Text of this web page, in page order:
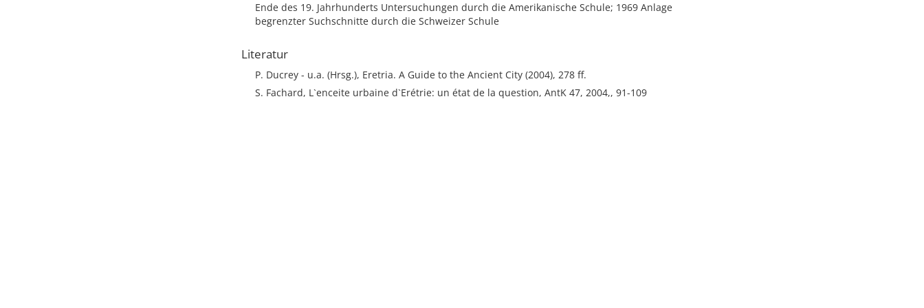
Ende des 19. Jahrhunderts Untersuchungen durch die Amerikanische Schule; 1969 Anlage
begrenzter Suchschnitte durch die Schweizer Schule
Literatur
P. Ducrey - u.a. (Hrsg.), Eretria. A Guide to the Ancient City (2004), 278 ff.
S. Fachard, L`enceite urbaine d`Erétrie: un état de la question, AntK 47, 2004,, 91-109